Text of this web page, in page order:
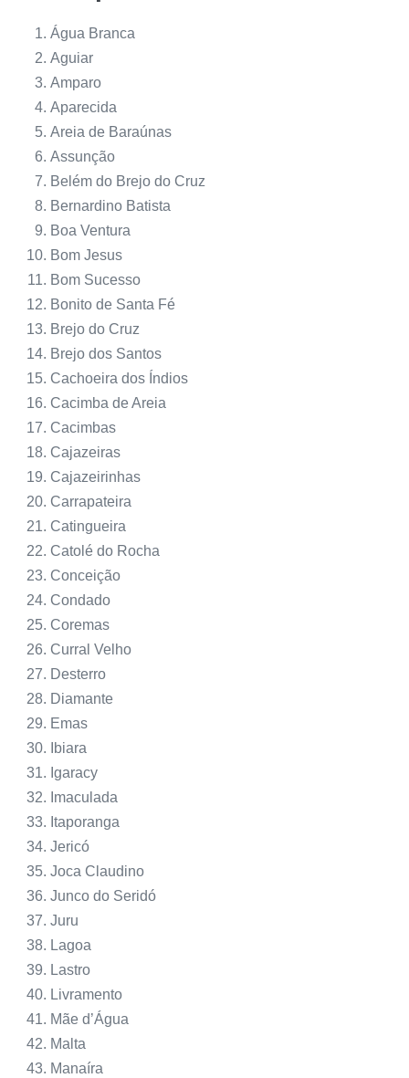
Água Branca
Aguiar
Amparo
Aparecida
Areia de Baraúnas
Assunção
Belém do Brejo do Cruz
Bernardino Batista
Boa Ventura
Bom Jesus
Bom Sucesso
Bonito de Santa Fé
Brejo do Cruz
Brejo dos Santos
Cachoeira dos Índios
Cacimba de Areia
Cacimbas
Cajazeiras
Cajazeirinhas
Carrapateira
Catingueira
Catolé do Rocha
Conceição
Condado
Coremas
Curral Velho
Desterro
Diamante
Emas
Ibiara
Igaracy
Imaculada
Itaporanga
Jericó
Joca Claudino
Junco do Seridó
Juru
Lagoa
Lastro
Livramento
Mãe d’Água
Malta
Manaíra